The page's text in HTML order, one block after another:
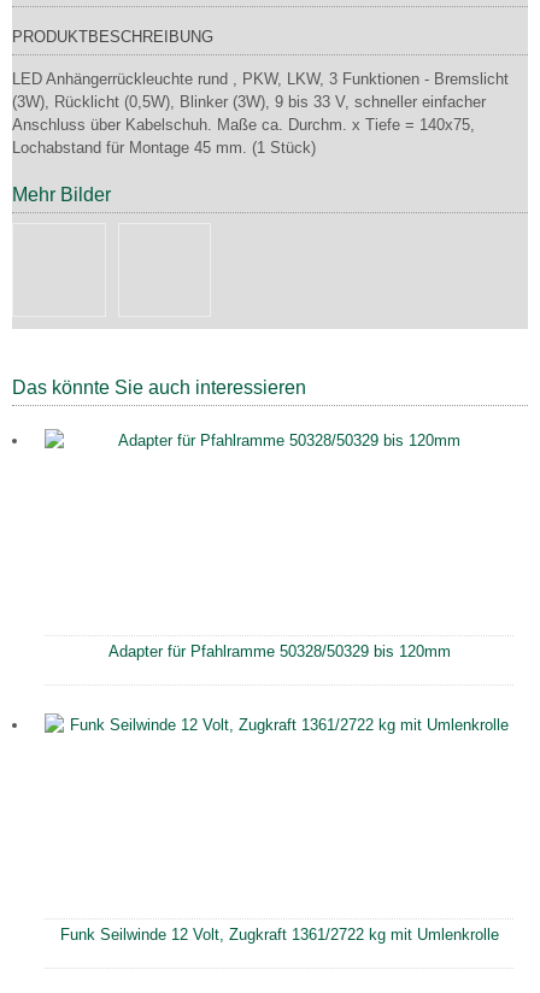
PRODUKTBESCHREIBUNG
LED Anhängerrückleuchte rund , PKW, LKW, 3 Funktionen - Bremslicht
(3W), Rücklicht (0,5W), Blinker (3W), 9 bis 33 V, schneller einfacher
Anschluss über Kabelschuh. Maße ca. Durchm. x Tiefe = 140x75,
Lochabstand für Montage 45 mm. (1 Stück)
Mehr Bilder
Das könnte Sie auch interessieren
Adapter für Pfahlramme 50328/50329 bis 120mm
Funk Seilwinde 12 Volt, Zugkraft 1361/2722 kg mit Umlenkrolle